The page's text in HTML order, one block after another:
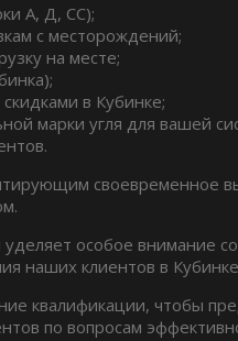
А, Д, СС);
с месторождений;
на месте;
в Кубинке;
марки угля для вашей
своевременное
особое внимание
наших клиентов в
квалификации, чтобы
по вопросам